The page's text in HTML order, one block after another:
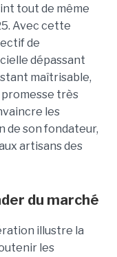
tout de même
Avec cette
de
dépassant
maîtrisable,
promesse très
les
de son fondateur,
artisans des
du marché
illustre la
les